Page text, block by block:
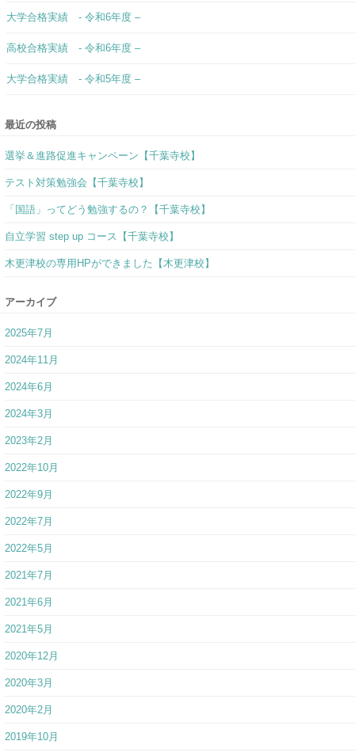
大学合格実績 - 令和6年度 –
高校合格実績 - 令和6年度 –
大学合格実績 - 令和5年度 –
最近の投稿
選挙＆進路促進キャンペーン【千葉寺校】
テスト対策勉強会【千葉寺校】
「国語」ってどう勉強するの？【千葉寺校】
自立学習 step up コース【千葉寺校】
木更津校の専用HPができました【木更津校】
アーカイブ
2025年7月
2024年11月
2024年6月
2024年3月
2023年2月
2022年10月
2022年9月
2022年7月
2022年5月
2021年7月
2021年6月
2021年5月
2020年12月
2020年3月
2020年2月
2019年10月